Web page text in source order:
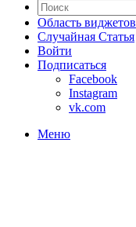
Область виджетов
Случайная Статья
Войти
Подписаться
Facebook
Instagram
vk.com
Меню